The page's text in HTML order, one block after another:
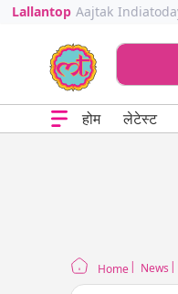
Lallantop Aajtak
होम लेटेस्ट
Home News